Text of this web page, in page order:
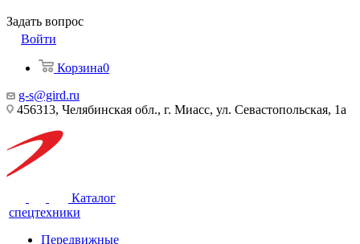
Задать вопрос
Войти
Корзина0
g-s@gird.ru
456313, Челябинская обл., г. Миасс, ул. Севастопольская, 1а
Каталог
спецтехники
Передвижные